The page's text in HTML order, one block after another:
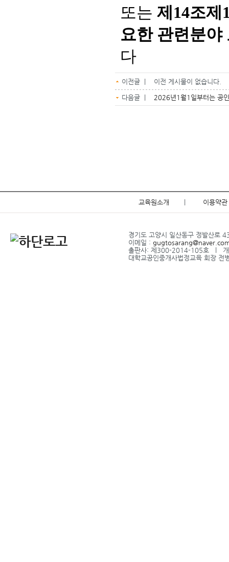
또는 제14조제
요한 관련분야
다
이전글 | 이전 게시물이 없습니다.
다음글 | 2026년1월1일부터는 공
교육원소개 이용약관
경기도 고양시 일산동구 정발산
이메일 :
출판사: 제300-2014-105호 l 개
대학교공인중개사법정교육 회장